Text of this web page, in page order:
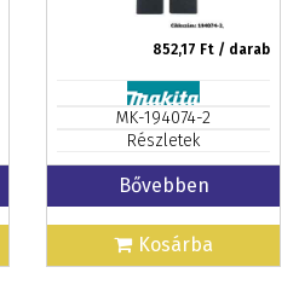
852,17 Ft / darab
MK-194074-2
Részletek
Bővebben
Kosárba